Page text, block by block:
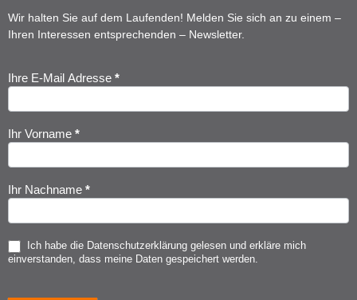
Wir halten Sie auf dem Laufenden! Melden Sie sich an zu einem –
Ihren Interessen entsprechenden – Newsletter.
Newsletter
Anmeldung
Ihre E-Mail Adresse *
Ihr Vorname *
Ihr Nachname *
Ich habe die Datenschutzerklärung gelesen und erkläre mich
einverstanden, dass meine Daten gespeichert werden.